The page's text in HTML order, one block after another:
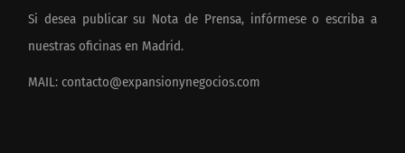
Si desea publicar su Nota de Prensa, infórmese o escriba a
nuestras oficinas en Madrid.
MAIL: contacto@expansionynegocios.com